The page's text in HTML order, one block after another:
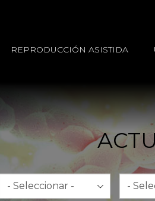
REPRODUCCIÓN ASISTIDA
Mes Año